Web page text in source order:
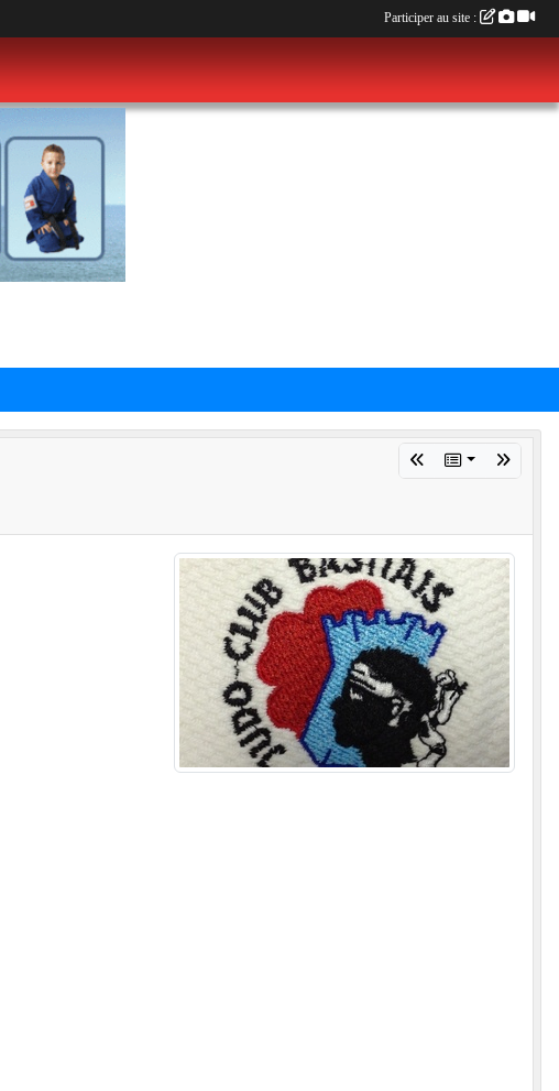
Participer au site :